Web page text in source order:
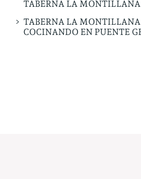
TABERNA LA MONTILLANA
TABERNA LA MONTILLANA
COCINANDO EN PUENTE